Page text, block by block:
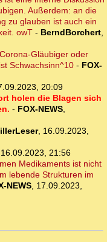
Außerdem: an die
zu glauben ist auch ein
owT - BerndBorchert
Gläubiger oder
Schwachsinn^10 - FOX-
20:09
holen die Blagen sich
- FOX-NEWS
, 16.09.2023,
16.09.2023, 21:56
Medikaments ist nicht
lebende Strukturen im
NEWS 17.09.2023,